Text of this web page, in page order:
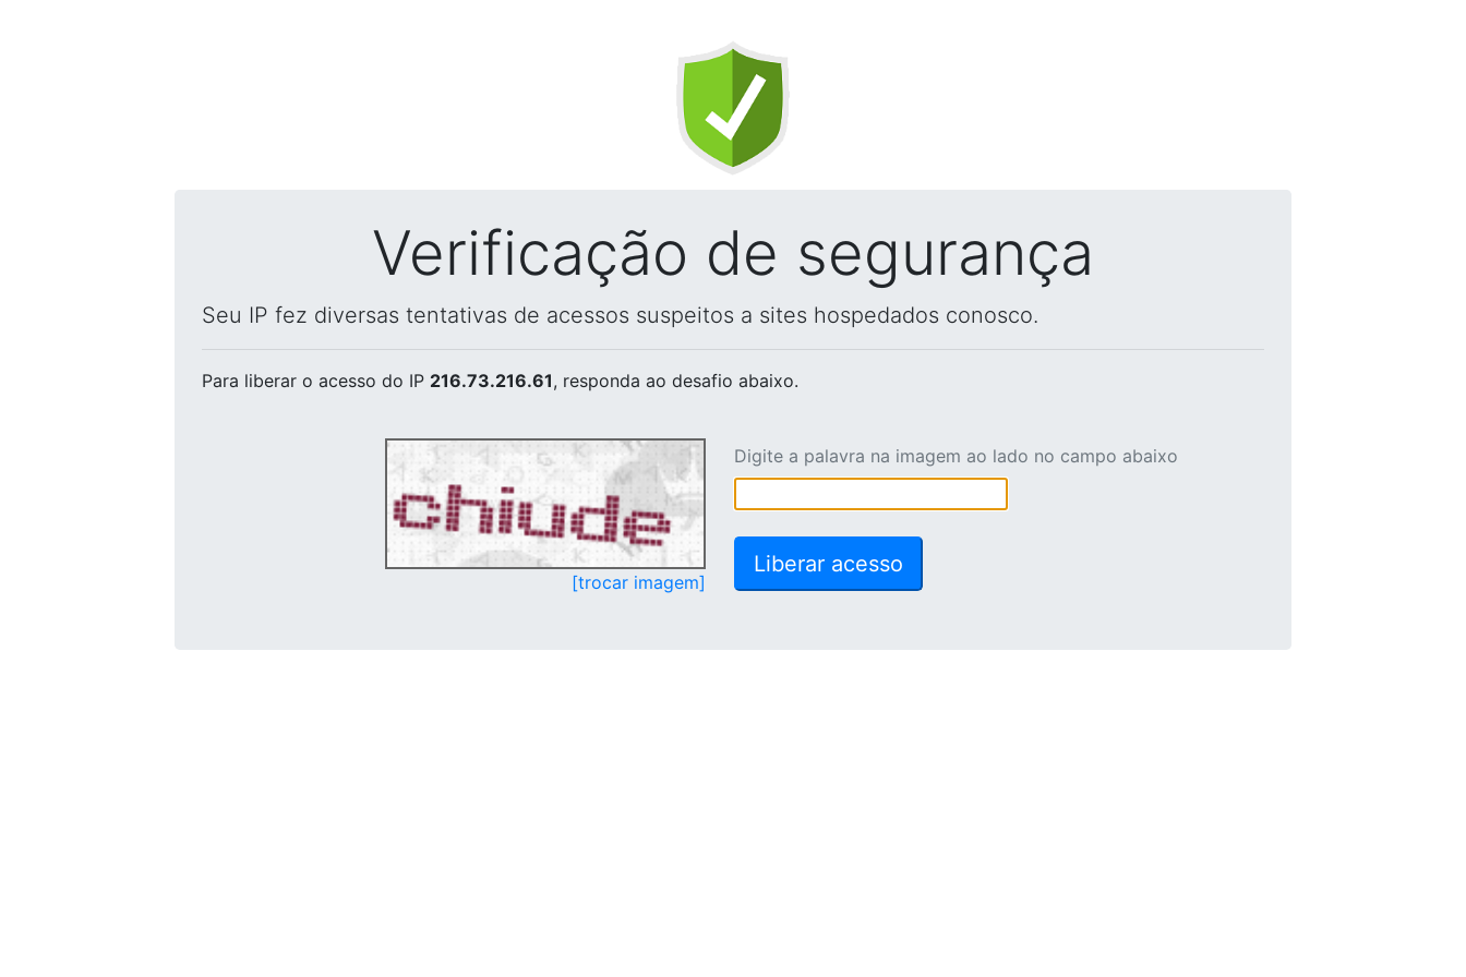
Verificação de segurança
Seu IP fez diversas tentativas de acessos suspeitos a sites hospedados conosco.
Para liberar o acesso do IP 216.73.216.61, responda ao desafio abaixo.
[trocar imagem]
Digite a palavra na imagem ao lado no campo abaixo